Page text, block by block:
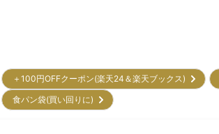
＋100円OFFクーポン(楽天24＆楽天ブックス)
食パン袋(買い回りに)